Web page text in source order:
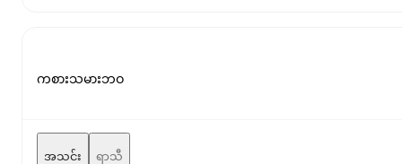
ကစားသမားဘဝ
အသင်း ရာသီ